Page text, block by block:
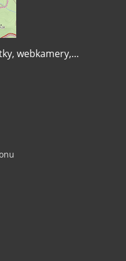
webkamery,…